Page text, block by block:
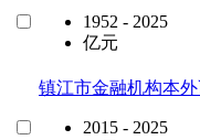
1952 - 2025
亿元
镇江市金融机构本
2015 - 2025